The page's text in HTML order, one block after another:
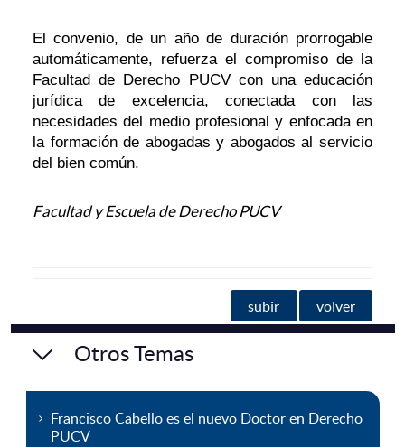
El convenio, de un año de duración prorrogable
automáticamente, refuerza el compromiso de la
Facultad de Derecho PUCV con una educación
jurídica de excelencia, conectada con las
necesidades del medio profesional y enfocada en
la formación de abogadas y abogados al servicio
del bien común.
Facultad y Escuela de Derecho PUCV
subir volver
Otros Temas
Francisco Cabello es el nuevo Doctor en Derecho
PUCV